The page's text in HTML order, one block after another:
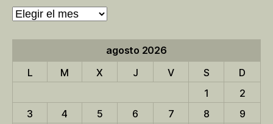
Archivo
de
entradas
agosto 2026
L
M X J V S
D
1
2
3
4 5 6 7 8
9